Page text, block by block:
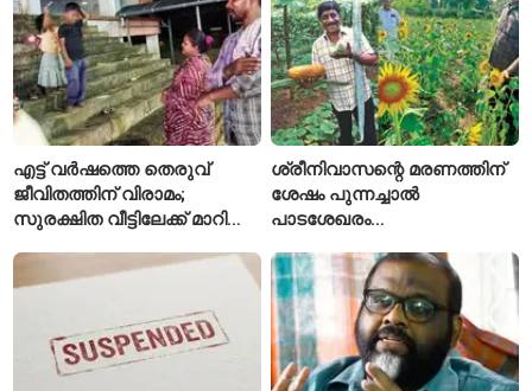
എട്ട് വർഷത്തെ തെരുവ്
ജീവിതത്തിന് വിരാമം;
സുരക്ഷിത വീട്ടിലേക്ക് മാറി
ശ്രീനിവാസന്റെ മരണത്തിന്
ശേഷം പുന്നച്ചാൽ
പാടശേഖരം
കർഷകർ